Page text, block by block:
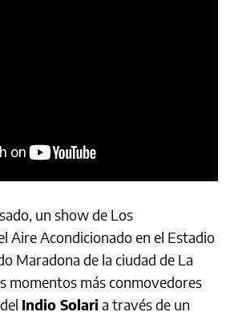
un show de Los
Aire Acondicionado en el Estadio
Maradona de la ciudad de La
momentos más conmovedores
Indio Solaria través de un